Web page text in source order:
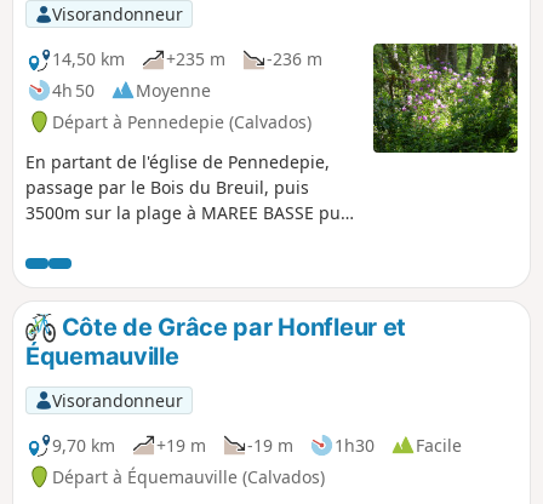
Visorandonneur
14,50 km
+235 m
-236 m
4h 50
Moyenne
Départ à Pennedepie (Calvados)
En partant de l'église de Pennedepie,
passage par le Bois du Breuil, puis
3500m sur la plage à MAREE BASSE puis
Côte de Grâce par Honfleur et
Équemauville
Visorandonneur
9,70 km
+19 m -19 m 1h30
Facile
Départ à Équemauville (Calvados)